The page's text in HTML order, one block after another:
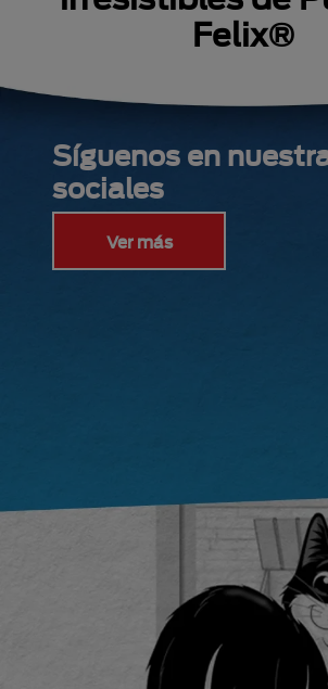
Felix®
Síguenos en
sociales
Ver más